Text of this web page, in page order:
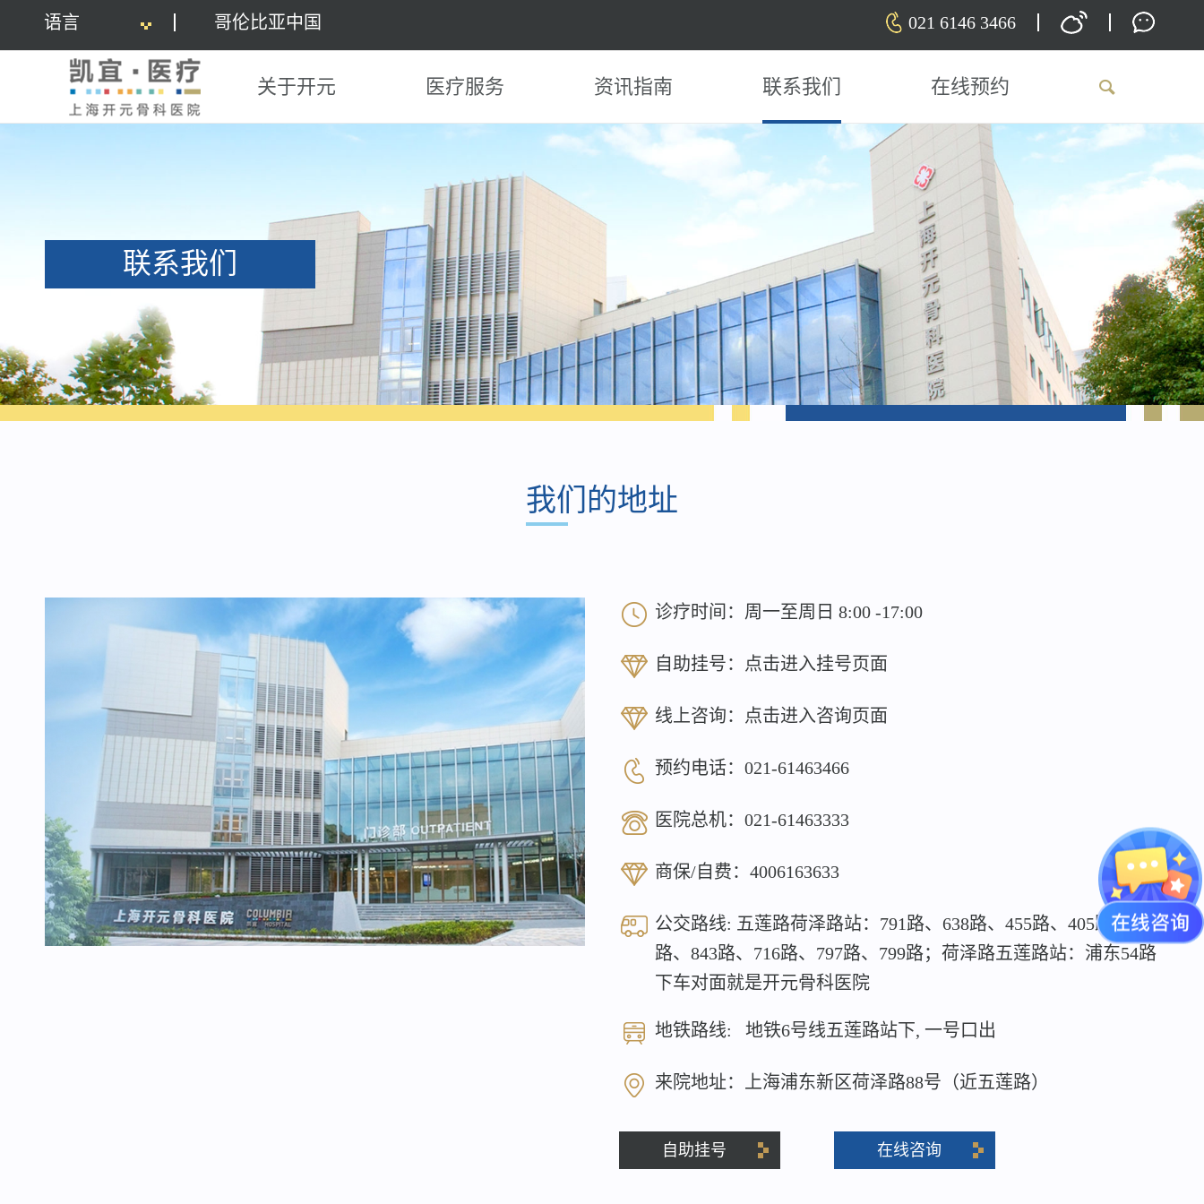
语言 哥伦比亚中国 021 6146 3466
关于开元 医疗服务 资讯指南 联系我们 在线预约
联系我们
我们的地址
诊疗时间：周一至周日 8:00 -17:00
自助挂号： 点击进入挂号页面
线上咨询： 点击进入咨询页面
预约电话： 021-61463466
医院总机： 021-61463333
商保/自费： 4006163633
公交路线: 五莲路荷泽路站：791路、638路、455路、405路、815
路、843路、716路、797路、799路；荷泽路五莲路站：浦东54路
下车对面就是开元骨科医院
地铁路线: 地铁6号线五莲路站下, 一号口出
来院地址：上海浦东新区荷泽路88号（近五莲路）
自助挂号 在线咨询